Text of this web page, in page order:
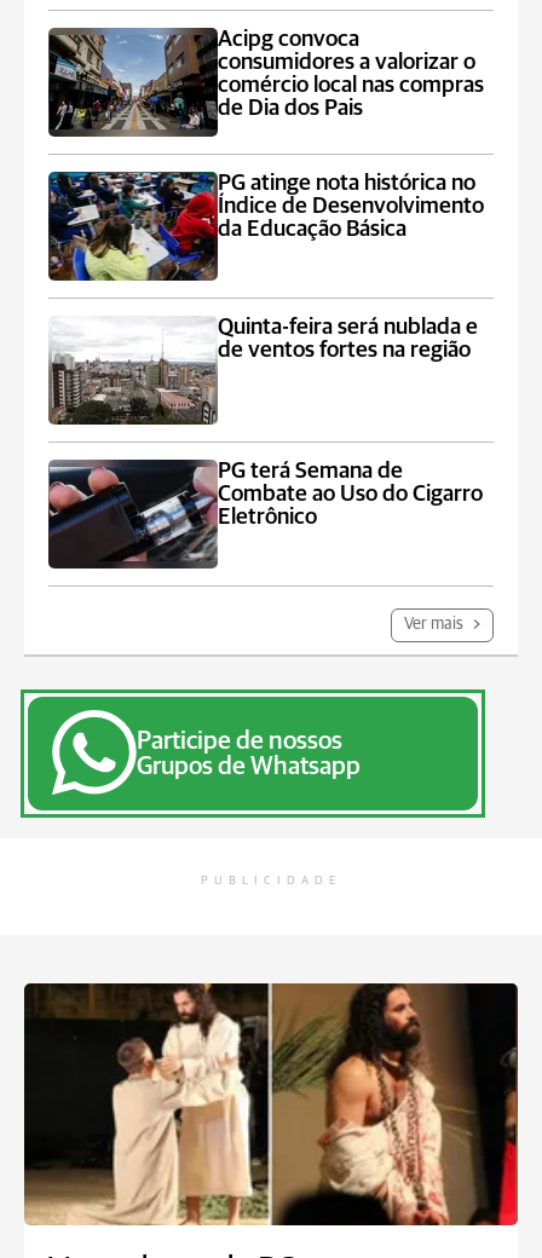
Acipg convoca
consumidores a valorizar o
comércio local nas compras
de Dia dos Pais
PG atinge nota histórica no
Índice de Desenvolvimento
da Educação Básica
Quinta-feira será nublada e
de ventos fortes na região
PG terá Semana de
Combate ao Uso do Cigarro
Eletrônico
Ver mais
Participe de nossos
Grupos de Whatsapp
PUBLICIDADE